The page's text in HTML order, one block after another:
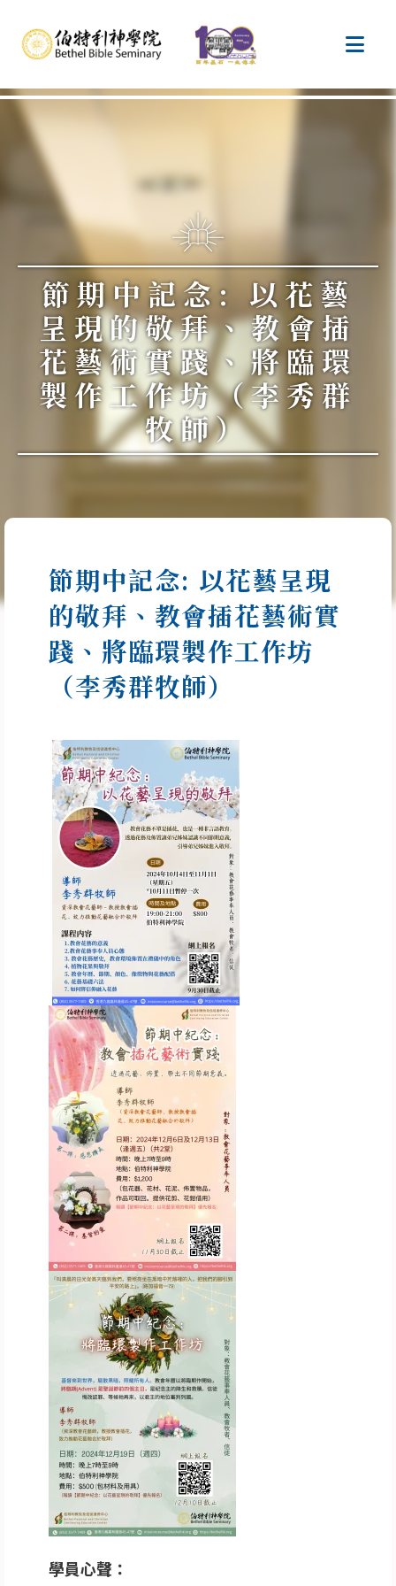
節期中記念: 以花藝
呈現的敬拜、教會插
花藝術實踐、將臨環
製作工作坊（李秀群
牧師）
節期中記念: 以花藝呈現
的敬拜、教會插花藝術實
踐、將臨環製作工作坊
（李秀群牧師）
學員心聲：